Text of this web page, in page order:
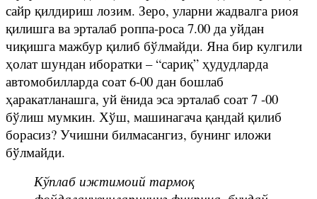
сайр қилдириш лозим. Зеро, уларни жадвалга риоя
қилишга ва эрталаб роппа-роса 7.00 да уйдан
чиқишга мажбур қилиб бўлмайди. Яна бир кулгили
ҳолат шундан иборатки – “сариқ” ҳудудларда
автомобилларда соат 6-00 дан бошлаб
ҳаракатланашга, уй ёнида эса эрталаб соат 7 -00
бўлиш мумкин. Хўш, машинагача қандай қилиб
борасиз? Учишни билмасангиз, бунинг иложи
бўлмайди.
Кўплаб ижтимоий тармоқ